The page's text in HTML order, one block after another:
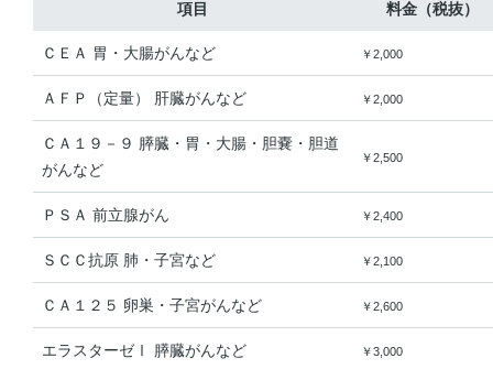
項目 料金（税抜）
ＣＥＡ 胃・大腸がんなど ￥2,000
ＡＦＰ（定量） 肝臓がんなど ￥2,000
ＣＡ１９－９ 膵臓・胃・大腸・胆嚢・胆道
がんなど
￥2,500
ＰＳＡ 前立腺がん ￥2,400
ＳＣＣ抗原 肺・子宮など ￥2,100
ＣＡ１２５ 卵巣・子宮がんなど ￥2,600
エラスターゼⅠ 膵臓がんなど ￥3,000